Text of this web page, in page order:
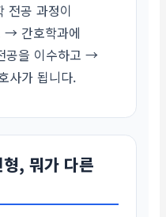
전공 과정이
→ 간호학과에
공을 이수하고 →
사가 됩니다.
, 뭐가 다른